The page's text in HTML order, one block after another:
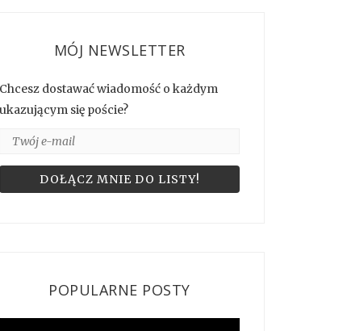
MÓJ NEWSLETTER
Chcesz dostawać wiadomość o każdym
ukazującym się poście?
POPULARNE POSTY